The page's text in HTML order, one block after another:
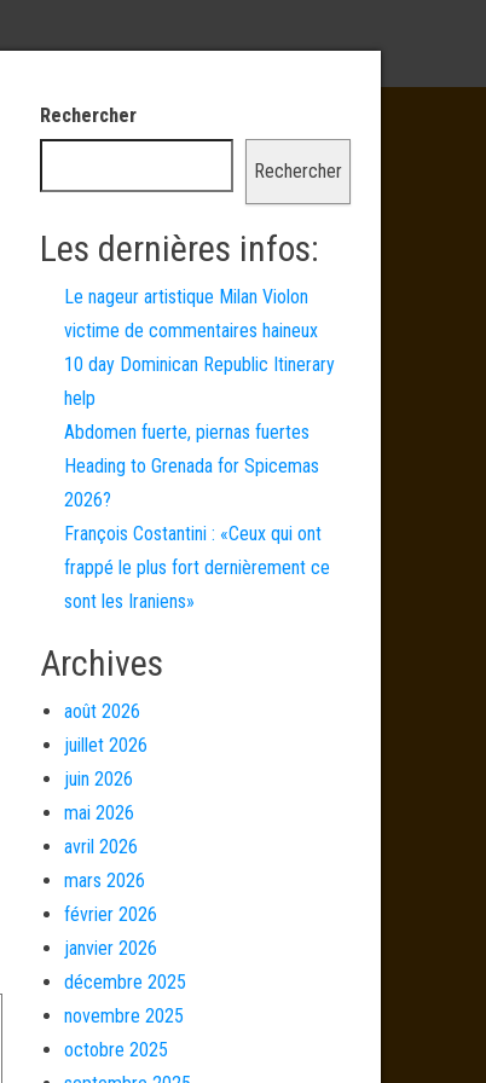
Rechercher
Rechercher
Les dernières infos:
Le nageur artistique Milan Violon
victime de commentaires haineux
10 day Dominican Republic Itinerary
help
Abdomen fuerte, piernas fuertes
Heading to Grenada for Spicemas
2026?
François Costantini : «Ceux qui ont
frappé le plus fort dernièrement ce
sont les Iraniens»
Archives
août 2026
juillet 2026
juin 2026
mai 2026
avril 2026
mars 2026
février 2026
janvier 2026
décembre 2025
novembre 2025
octobre 2025